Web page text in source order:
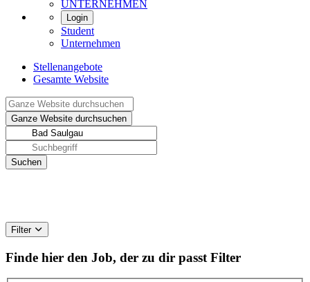
UNTERNEHMEN
Login
Student
Unternehmen
Stellenangebote
Gesamte Website
Filter
Finde hier den Job, der zu dir passt Filter